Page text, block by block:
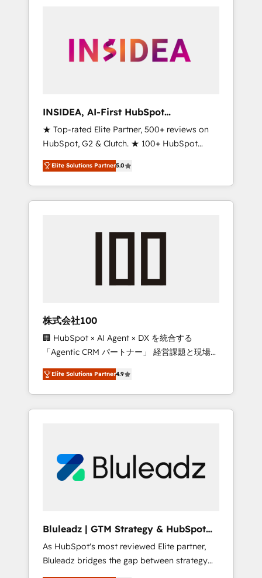
INSIDEA, AI-First HubSpot
Onboarding & RevOps
★ Top-rated Elite Partner, 500+ reviews on
HubSpot, G2 & Clutch. ★ 100+ HubSpot
Certified Experts & Trainers across the team
★ 1,500+ implementations across five
continents ★ AI-First, RevOps-led,
Onboarding obsessed ★ Company of the
engine. We onboard your team, migrate your
from any legacy CRM. Zero downtime, full
data integrity. ➤ Implementation: Configure
HubSpot to run your revenue process. Sales,
marketing, and service wired together. ➤ AI
and Integrations: Layer Breeze AI, custom
agents, and APIs to remove manual work. ➤
Ongoing Management: Monthly tune-ups,
portal? We are built for the work.
Elite Solutions Partner5.0
株式会社100
🏢 HubSpot × AI Agent × DX を統合する
「Agentic CRM パートナー」 経営課題と現場業
務をつなぐAIネイティブ・エージェンシーとし
て、HubSpot Eliteの実装力で顧客フロント業務
を再設計します。 💡 100inc は何をする会社
か？ HubSpotを共通基盤に、AIエージェントを
部・グループ会社・部門が分立する組織で、デ
ータと業務プロセスのサイロ化を、CRMを軸と
ら、GTMの見える化・自動化まで。全Hub統合
運用、データ品質設計、グループ横断のCRM統
合に対応します。 2️⃣ AIエージェント組織構築
Elite Solutions Partner4.9
Bluleadz | GTM Strategy & HubSpot
Implementation
As HubSpot's most reviewed Elite partner,
Bluleadz bridges the gap between strategy
and execution. We don't just "set up tools" —